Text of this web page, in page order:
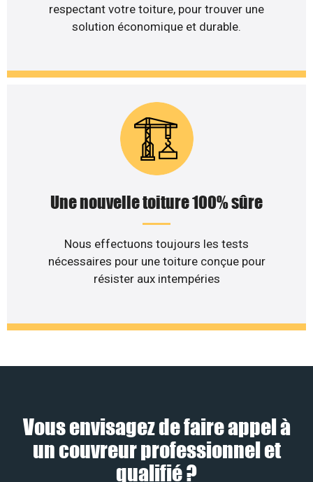
respectant votre toiture, pour trouver une
solution économique et durable.
Une nouvelle toiture 100% sûre
Nous effectuons toujours les tests
nécessaires pour une toiture conçue pour
résister aux intempéries
Vous envisagez de faire appel à
un couvreur professionnel et
qualifié ?